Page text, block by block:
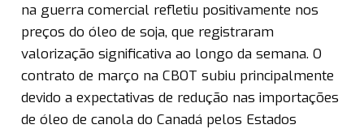
na guerra comercial refletiu positivamente nos
preços do óleo de soja, que registraram
valorização significativa ao longo da semana. O
contrato de março na CBOT subiu principalmente
devido a expectativas de redução nas importações
de óleo de canola do Canadá pelos Estados